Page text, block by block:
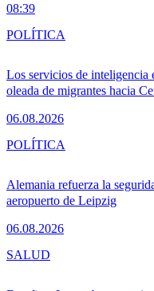
08:39
Los servicios de inteligencia
oleada de migrantes hacia
06.08.2026
POLÍTICA
Alemania refuerza la
aeropuerto de Leipzig
06.08.2026
POLÍTICA
SALUD